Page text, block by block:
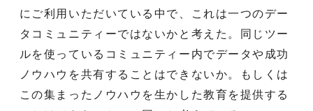
にご利用いただいている中で、これは一つのデー
タコミュニティーではないかと考えた。同じツー
ルを使っているコミュニティー内でデータや成功
ノウハウを共有することはできないか。もしくは
この集まったノウハウを生かした教育を提供する